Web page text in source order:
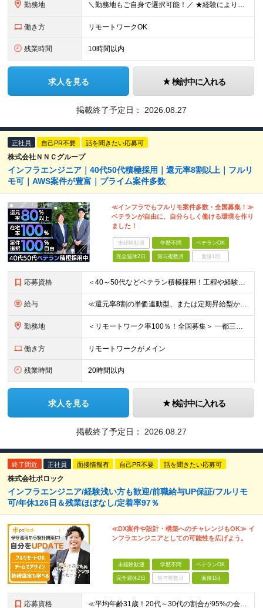
勤務地 ＼勤務地もご自身で選択可能！／ ★経験によりフルリモートも対応いたします！ ★関東への転居を希望する場合は引っ越し補助あり！ 全国からのご応募お待ちしております！ ・首都圏（東京都、神奈川県、埼玉県
働き方 リモートワークOK
残業時間 10時間以内
求人を見る 検討中に入れる
掲載終了予定日： 2026.08.27
正社員 自己PR不要 話を聞きたい応募可
株式会社ＮＮＣグループ
インフラエンジニア｜40代50代積極採用｜還元率8割以上｜フルリ
モ可｜AWS案件が豊富｜プライム案件多数
≪インフラでもフルリモ案件多数・全国募集！≫
ベテランが自由に、自分らしく働ける環境を作り
ました！
未経験歓迎 学歴不問 ベテランOK
完全週休2日 賞与複数月 面接1回
応募資格 ＜40～50代などベテラン積極採用！工程や経験年数不問＞ □インフラの設計構築や、運用保守の実務経験をお持ちの方(経験年数、マネジメント経験などは一切問いません) □学歴不問 □転職回数不問
給与 ≪還元率8割の単価連動型、または定期昇給型から選べます！≫ ■単価連動型 月給40万円以上＋一時金＋各種手当 ★参画する案件の単価に応じて月給額を決定します(還元率8割) ★昇給随時(案件単価が上が
勤務地 ＜リモートワーク率100％！全国募集＞ 一都三県・名古屋・大阪を中心とした、全国の各プロジェクト先へ配属 ★あなたの希望を考慮して決定します ★在宅勤務×出勤のハイブリッドワーク！フルリモートワーク
働き方 リモートワークがメイン
残業時間 20時間以内
求人を見る 検討中に入れる
掲載終了予定日： 2026.08.27
終了間近 正社員 面接情報有 自己PR不要 話を聞きたい応募可
株式会社ポロック
インフラエンジニア/経験浅い方も歓迎/前職給与UP保証/フルリモ
可/年休126日＆残業ほぼなし/定着率97％
≪DX案件や設計・構築へのチャレンジもOK≫ イ
ンフラエンジニアとしての可能性を広げよう。
未経験歓迎 学歴不問 ベテランOK
完全週休2日 賞与複数月 面接1回
応募資格 ≪平均年齢31歳！20代～30代の割合が95%の会社です！≫ ■インフラエンジニアとしての実務経験をお持ちの方(年数、フェーズ不問) ■学歴・経験不問 ★面接では当社でどんなキャリアが描けるのか、あ